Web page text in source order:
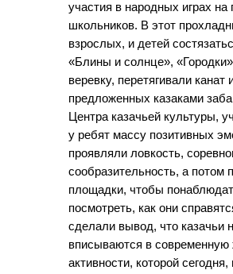
участия в народных играх
школьников. В этот
взрослых, и детей
«Блины и солнце»,
веревку, перетягивали канат
предложенных казаками
Центра казачьей культуры,
у ребят массу позитивных
проявляли ловкость,
сообразительность, а
площадки, чтобы
посмотреть, как они
сделали вывод, что казачьи
вписываются в
активности, которой